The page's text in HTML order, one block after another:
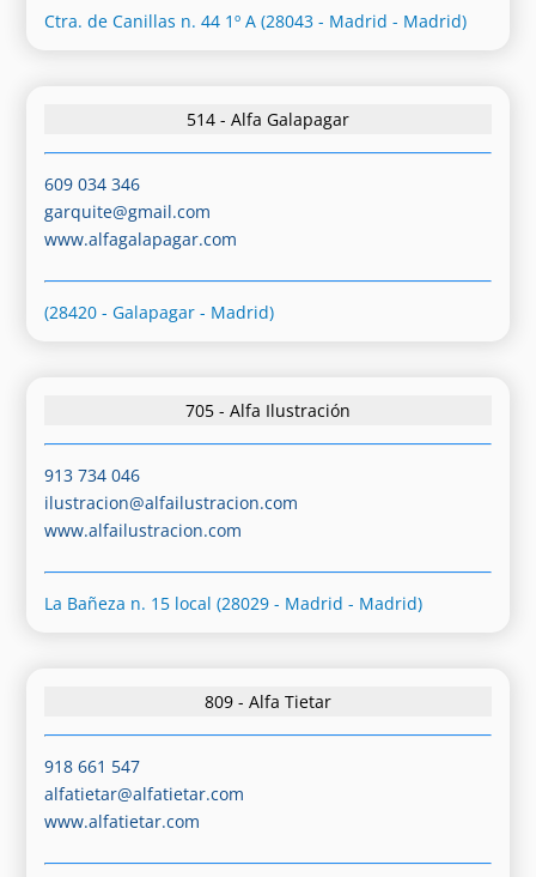
Ctra. de Canillas n. 44 1º A (28043 - Madrid - Madrid)
514 - Alfa Galapagar
609 034 346
garquite@gmail.com
www.alfagalapagar.com
(28420 - Galapagar - Madrid)
705 - Alfa Ilustración
913 734 046
ilustracion@alfailustracion.com
www.alfailustracion.com
La Bañeza n. 15 local (28029 - Madrid - Madrid)
809 - Alfa Tietar
918 661 547
alfatietar@alfatietar.com
www.alfatietar.com